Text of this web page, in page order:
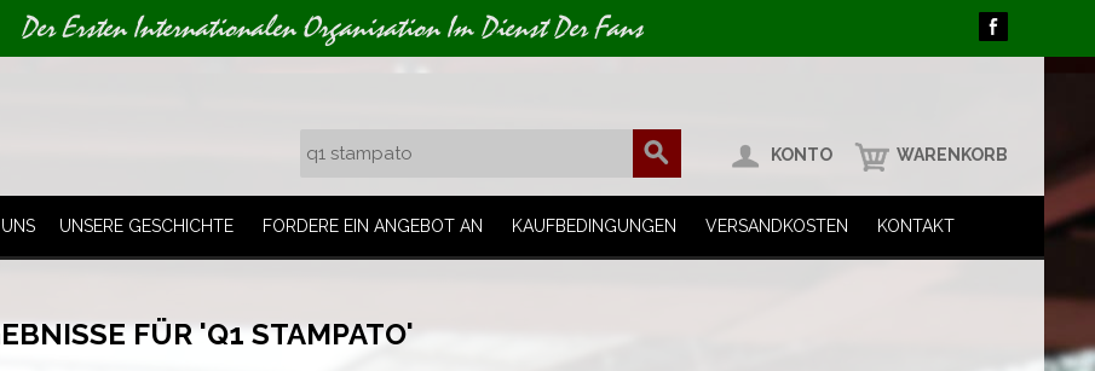
Der Ersten Internationalen Organisation Im Dienst Der Fans
KONTO WARENKORB
UNSERE GESCHICHTE FORDERE EIN ANGEBOT AN KAUFBEDINGUNGEN VERSANDKOSTEN KONTAKT
FÜR 'Q1 STAMPATO'